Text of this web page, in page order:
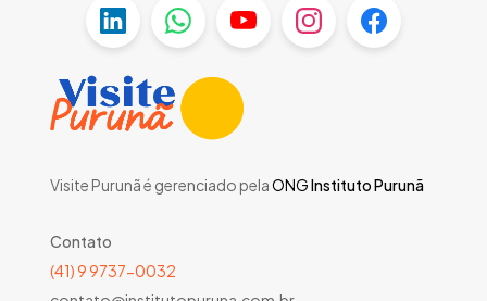
Visite Purunã é gerenciado pelaONGInstituto Purunã
Contato
(41) 9 9737-0032